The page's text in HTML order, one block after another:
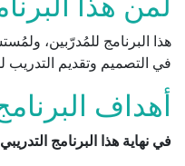
هذا البرنامج للمُدرّبين،
في التصميم وتقديم
أهداف
في نهاية هذا البرنامج